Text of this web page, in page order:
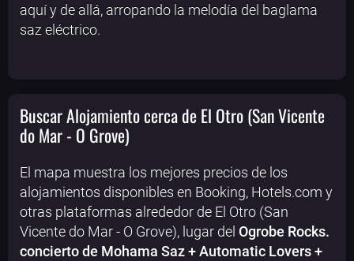
aquí y de allá, arropando la melodía del baglama
saz eléctrico.
Buscar Alojamiento cerca de El Otro (San Vicente
do Mar - O Grove)
El mapa muestra los mejores precios de los
alojamientos disponibles en Booking, Hotels.com y
otras plataformas alrededor de El Otro (San
Vicente do Mar - O Grove), lugar del Ogrobe Rocks.
concierto de Mohama Saz + Automatic Lovers +